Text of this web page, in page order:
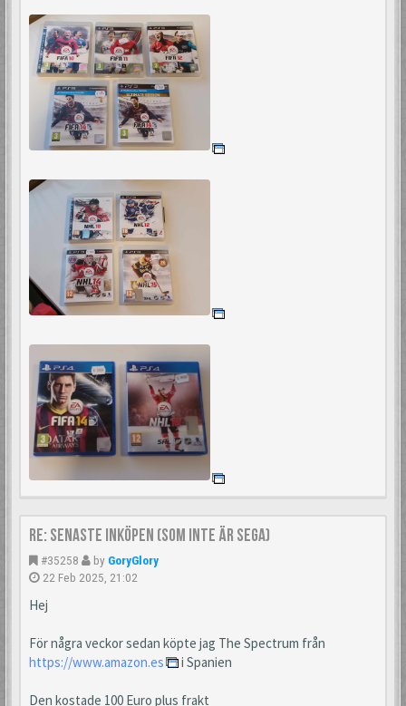
Re: Senaste inköpen (som inte är Sega)
#35258 by GoryGlory
22 Feb 2025, 21:02
Hej
För några veckor sedan köpte jag The Spectrum från
https://www.amazon.es
i Spanien
Den kostade 100 Euro plus frakt